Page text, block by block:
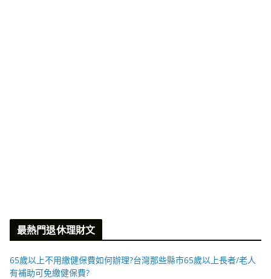
最熱門退休理財文
65歲以上不用繳健保費如何辦理?台灣那些縣市65歲以上長者/老人
有補助可免繳健保費?